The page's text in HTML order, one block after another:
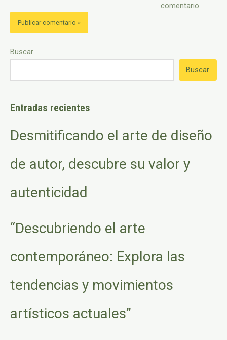
comentario.
Buscar
Buscar
Entradas recientes
Desmitificando el arte de diseño
de autor, descubre su valor y
autenticidad
“Descubriendo el arte
contemporáneo: Explora las
tendencias y movimientos
artísticos actuales”